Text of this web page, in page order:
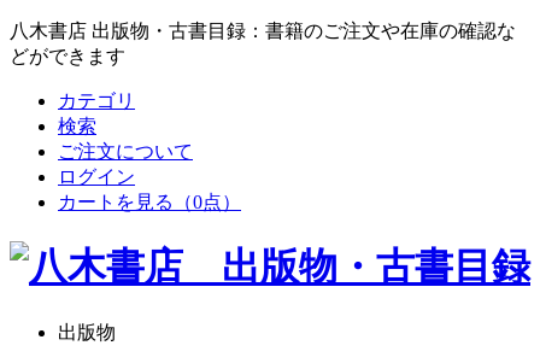
八木書店 出版物・古書目録：書籍のご注文や在庫の確認な
どができます
カテゴリ
検索
ご注文について
ログイン
カートを見る
（0点）
出版物